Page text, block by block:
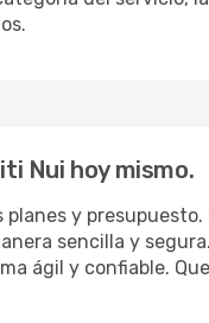
Nui hoy mismo.
y
sencilla y
ágil y confiable.